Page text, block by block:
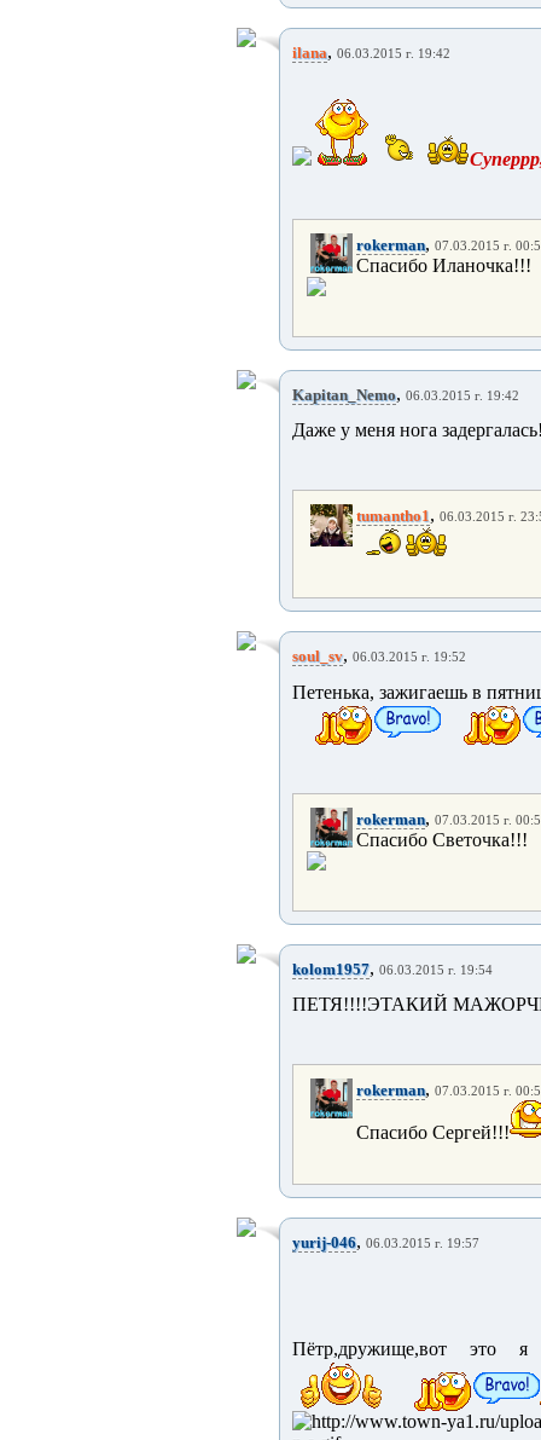
ilana, 06.03.2015 г. 19:42
rokerman, 07.03.2015 г.
Спасибо Иланочка!!!
Kapitan_Nemo, 06.03.2015 г. 19:42
Даже у меня нога
tumantho1, 06.03.2015 г.
soul_sv, 06.03.2015 г. 19:52
Петенька, зажигаешь в
rokerman, 07.03.2015 г.
Спасибо Светочка!!!
kolom1957, 06.03.2015 г. 19:54
ПЕТЯ!!!!ЭТАКИЙ
rokerman, 07.03.2015 г.
Спасибо Сергей!!!
yurij-046, 06.03.2015 г. 19:57
Пётр,дружище,вот это я